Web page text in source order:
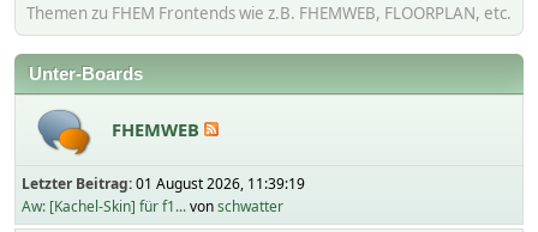
Themen zu FHEM Frontends wie z.B. FHEMWEB, FLOORPLAN, etc.
Unter-Boards
FHEMWEB
Letzter Beitrag:01 August 2026, 11:39:19
Aw: [Kachel-Skin] für f1...vonschwatter